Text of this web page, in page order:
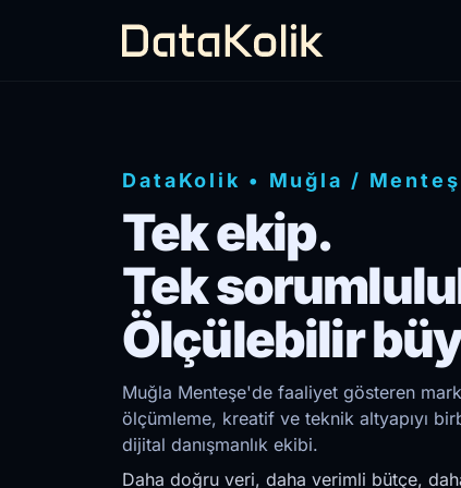
DataKolik • Muğla /
Tek ekip.
Tek
Ölçülebilir
Muğla Menteşe'de faaliyet gösteren
ölçümleme, kreatif ve teknik altyapıyı
dijital danışmanlık ekibi.
Daha doğru veri, daha verimli bütçe,